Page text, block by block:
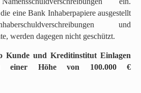
p
r
i
g
e
eine Bank Inhaberpapiere ausgestellt
und
werden dagegen nicht geschützt.
Kunde und Kreditinstitut Einlagen
einer Höhe von 100.000 €